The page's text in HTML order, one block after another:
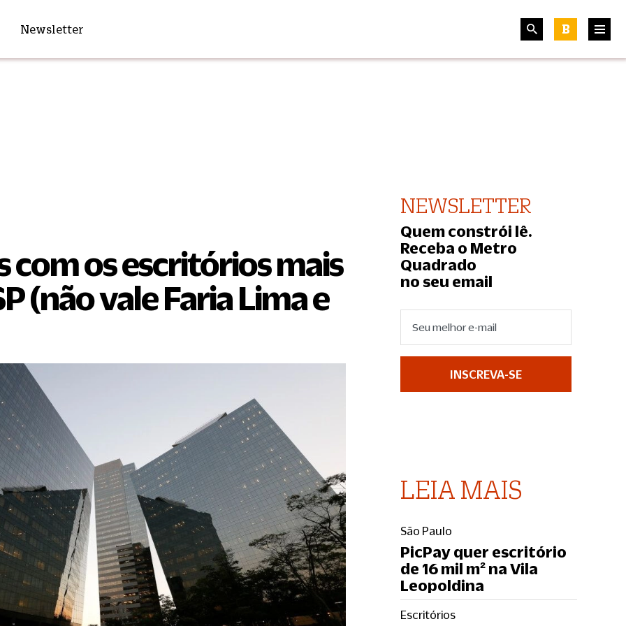
Newsletter B
com os escritórios mais
(não vale Faria Lima e
NEWSLETTER
Quem constrói lê.
Receba o Metro
Quadrado
no seu email
INSCREVA-SE
LEIA MAIS
São Paulo
PicPay quer escritório
de 16 mil m² na Vila
Leopoldina
Escritórios